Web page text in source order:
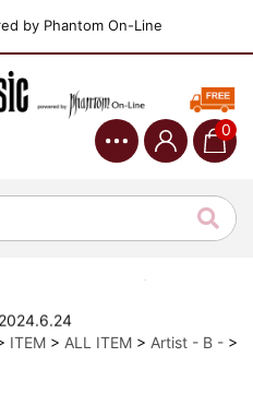
by Phantom On-Line
0
ロラド州 2公演 SBD 完全収録！
ク’24公演 超高音質AI-SBD！
2024.6.24
日 100Aniv. 米M.S.G公演 完全
ITEM > ALL ITEM > Artist - B - >